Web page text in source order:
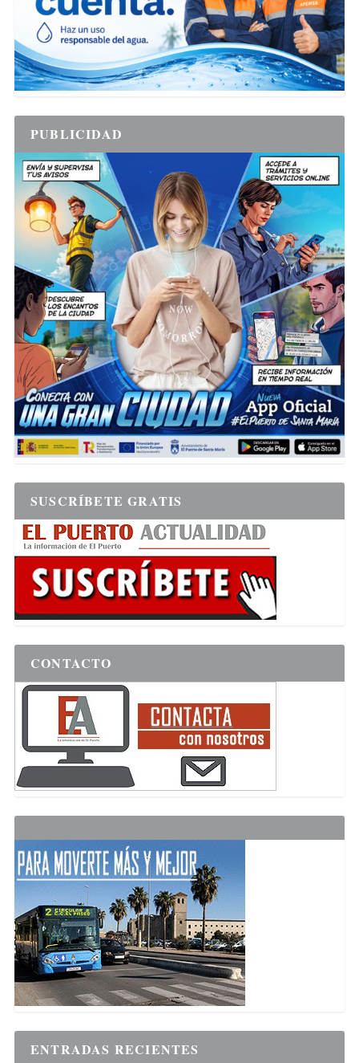
PUBLICIDAD
SUSCRÍBETE GRATIS
CONTACTO
ENTRADAS RECIENTES